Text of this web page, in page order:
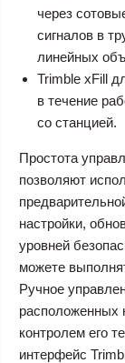
через
сигналов в
линейных
Trimble xFill
в течение
со станцией.
Простота
позволяют
настройки,
уровней
можете
Ручное
расположенных
контролем его
интерфейс